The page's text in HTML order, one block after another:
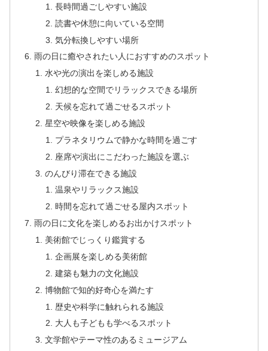
長時間過ごしやすい施設
読書や休憩に向いている空間
気分転換しやすい場所
雨の日に癒やされたい人におすすめのスポット
水や光の演出を楽しめる施設
幻想的な空間でリラックスできる場所
天候を忘れて過ごせるスポット
星空や映像を楽しめる施設
プラネタリウムで静かな時間を過ごす
座席や演出にこだわった施設を選ぶ
のんびり滞在できる施設
温泉やリラックス施設
時間を忘れて過ごせる屋内スポット
雨の日に文化を楽しめるお出かけスポット
美術館でじっくり鑑賞する
企画展を楽しめる美術館
建築も魅力の文化施設
博物館で知的好奇心を満たす
歴史や科学に触れられる施設
大人も子どもも学べるスポット
文学館やテーマ性のあるミュージアム